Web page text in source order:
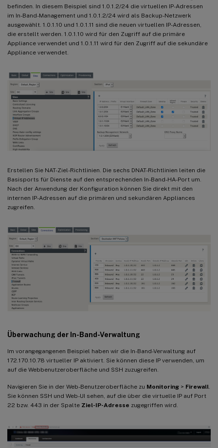
befinden. In diesem Beispiel sind 1.0.1.2/24 die virtuellen IP-Adressen
im In-Band-Management und 1.0.1.2/24 wird als Backup-Netzwerk
ausgewählt. 1.0.1.10 und 1.0.1.11 sind die neuen virtuellen IP-Adressen,
die erstellt werden. 1.0.1.10 wird für den Zugriff auf die primäre
Appliance verwendet und 1.0.1.11 wird für den Zugriff auf die sekundäre
Appliance verwendet.
Erstellen Sie NAT-Ziel-Richtlinien. Die sechs DNAT-Richtlinien leiten die
Basisports für Dienste auf den entsprechenden In-Band-HA-Port um.
Nach der Anwendung der Konfiguration können Sie direkt mit den
internen IP-Adressen auf die primären und sekundären Appliances
zugreifen.
Überwachung der In-Band-Verwaltung
Im vorangegangenen Beispiel haben wir die In-Band-Verwaltung auf
172.170.10.78 virtueller IP aktiviert. Sie können diese IP verwenden, um
auf die Webbenutzeroberfläche und SSH zuzugreifen.
Navigieren Sie in der Web-Benutzeroberfläche zu Monitoring > Firewall.
Sie können SSH und Web-UI sehen, auf die über die virtuelle IP auf Port
22 bzw. 443 in der Spalte Ziel-IP-Adresse zugegriffen wird.